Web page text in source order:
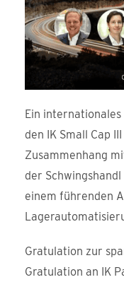
Ein internationales
den IK Small Cap
Zusammenhang
der
einem führenden
Gratulation zur
Gratulation an IK